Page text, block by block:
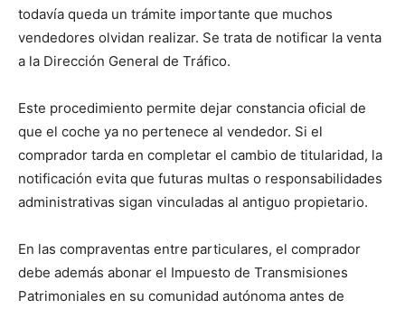
todavía queda un trámite importante que muchos
vendedores olvidan realizar. Se trata de notificar la venta
a la Dirección General de Tráfico.
Este procedimiento permite dejar constancia oficial de
que el coche ya no pertenece al vendedor. Si el
comprador tarda en completar el cambio de titularidad, la
notificación evita que futuras multas o responsabilidades
administrativas sigan vinculadas al antiguo propietario.
En las compraventas entre particulares, el comprador
debe además abonar el Impuesto de Transmisiones
Patrimoniales en su comunidad autónoma antes de